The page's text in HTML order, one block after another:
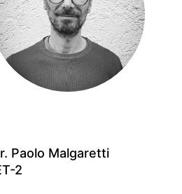
Paolo Malgaretti
2